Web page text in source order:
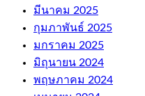
มีนาคม 2025
กุมภาพันธ์ 2025
มกราคม 2025
มิถุนายน 2024
พฤษภาคม 2024